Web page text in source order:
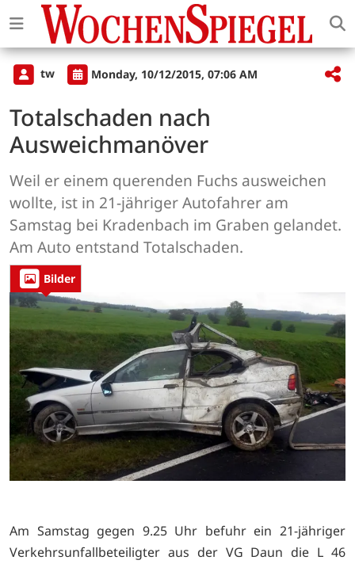
tw Monday, 10/12/2015, 07:06 AM
Totalschaden nach
Ausweichmanöver
Weil er einem querenden Fuchs ausweichen
wollte, ist in 21-jähriger Autofahrer am
Samstag bei Kradenbach im Graben gelandet.
Am Auto entstand Totalschaden.
Bilder
Am Samstag gegen 9.25 Uhr befuhr ein 21-jähriger
Verkehrsunfallbeteiligter aus der VG Daun die L 46